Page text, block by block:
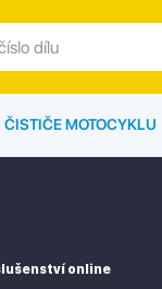
ČISTIČE MOTOCYKLU
online